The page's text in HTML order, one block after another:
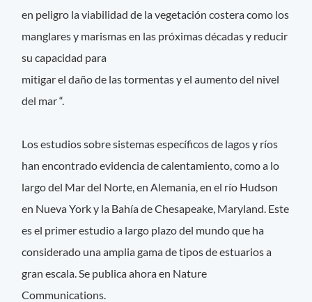
en peligro la viabilidad de la vegetación costera como los
manglares y marismas en las próximas décadas y reducir
su capacidad para
mitigar el daño de las tormentas y el aumento del nivel
del mar “.
Los estudios sobre sistemas específicos de lagos y ríos
han encontrado evidencia de calentamiento, como a lo
largo del Mar del Norte, en Alemania, en el río Hudson
en Nueva York y la Bahía de Chesapeake, Maryland. Este
es el primer estudio a largo plazo del mundo que ha
considerado una amplia gama de tipos de estuarios a
gran escala. Se publica ahora en Nature
Communications.